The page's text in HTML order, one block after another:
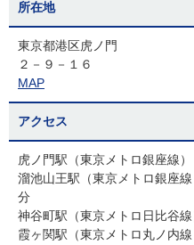
所在地
東京都港区虎ノ門
２－９－１６
MAP
アクセス
虎ノ門駅（東京メトロ銀座
溜池山王駅（東京メトロ銀座
分
神谷町駅（東京メトロ日比
霞ヶ関駅（東京メトロ丸ノ